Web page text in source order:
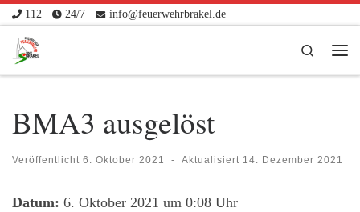
Zum Inhalt springen
112 24/7 info@feuerwehrbrakel.de
Search
BMA3 ausgelöst
Veröffentlicht 6. Oktober 2021 - Aktualisiert 14. Dezember 2021
Datum: 6. Oktober 2021 um 0:08 Uhr